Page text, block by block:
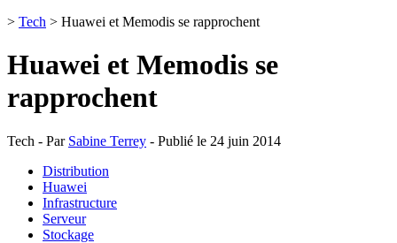
> Tech > Huawei et Memodis se rapprochent
Huawei et Memodis se
rapprochent
Tech - Par Sabine Terrey - Publié le 24 juin 2014
Distribution
Huawei
Infrastructure
Serveur
Stockage